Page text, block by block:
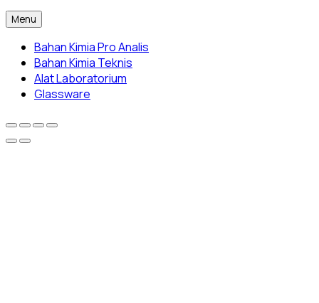
Menu
Bahan Kimia Pro Analis
Bahan Kimia Teknis
Alat Laboratorium
Glassware